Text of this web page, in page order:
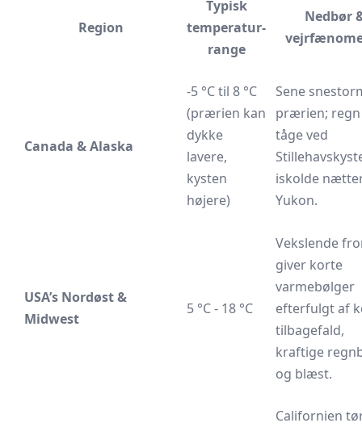
Region
Typisk
temperatur-
range
Nedbør
Canada & Alaska
-5 °C til 8 °C
(prærien kan
dykke
lavere,
kysten
højere)
Sene
prærien;
tåge ved
iskolde
Yukon.
USA’s Nordøst &
Midwest
5 °C - 18 °C
Vekslende
giver korte
varmebølger
efterfulgt af
tilbagefald,
kraftige
og blæst.
Californien